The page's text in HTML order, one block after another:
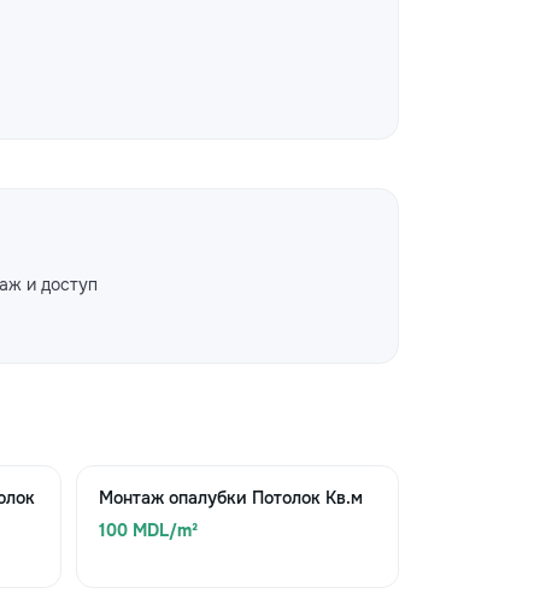
и доступ
Монтаж опалубки Потолок Кв.м
100 MDL/m²